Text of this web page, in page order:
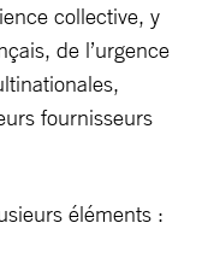
collective, y
de l’urgence
fournisseurs
éléments :